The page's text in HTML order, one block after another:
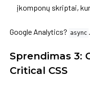
įkomponų skriptai,
Google Analytics? async
Sprendimas 3:
Critical CSS